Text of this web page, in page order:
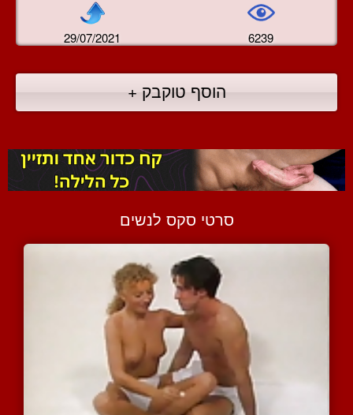
29/07/2021 6239
הוסף טוקבק +
סרטי סקס לנשים